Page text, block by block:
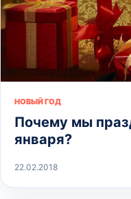
НОВЫЙ ГОД
Почему мы
января?
22.02.2018